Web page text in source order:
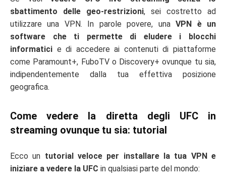
sbattimento delle geo-restrizioni, sei costretto ad
utilizzare una VPN. In parole povere, unaVPN è un
software che ti permette di eludere i blocchi
informatici e di accedere ai contenuti di piattaforme
come Paramount+, FuboTV o Discovery+ ovunque tu sia,
indipendentemente dalla tua effettiva posizione
geografica.
Come vedere la diretta degli UFC in
streaming ovunque tu sia: tutorial
Ecco un tutorial veloce per installare la tua VPN e
iniziare a vedere la UFC in qualsiasi parte del mondo: